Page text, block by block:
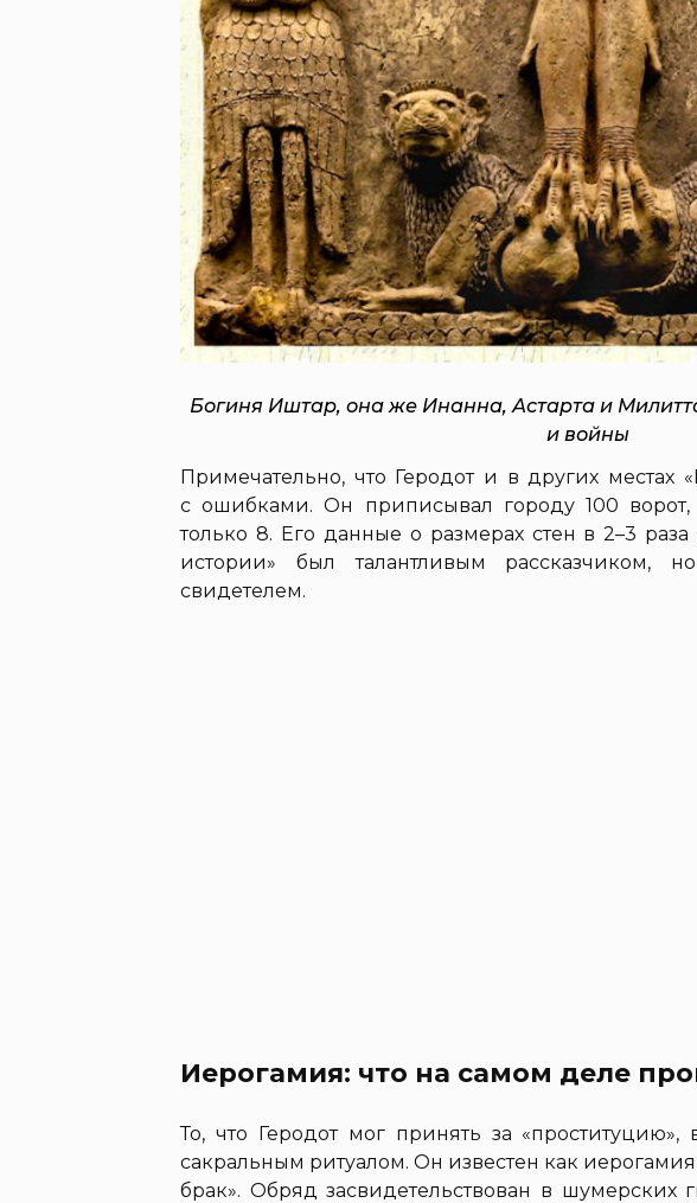
Богиня Иштар, она же Инанна, Астарта и
и войны
Примечательно, что Геродот и в других местах
с ошибками. Он приписывал городу 100 ворот,
только 8. Его данные о размерах стен в 2–3
истории» был талантливым
свидетелем.
Иерогамия: что на самом деле
То, что Геродот мог принять за
сакральным ритуалом. Он известен как
брак». Обряд засвидетельствован в шумерских